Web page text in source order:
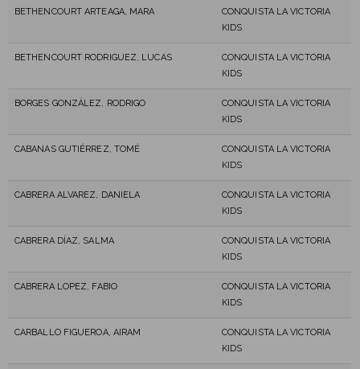
BETHENCOURT ARTEAGA, MARA
CONQUISTA LA VICTORIA
KIDS
BETHENCOURT RODRIGUEZ, LUCAS
CONQUISTA LA VICTORIA
KIDS
BORGES GONZÁLEZ, RODRIGO
CONQUISTA LA VICTORIA
KIDS
CABANAS GUTIÉRREZ, TOMÉ
CONQUISTA LA VICTORIA
KIDS
CABRERA ALVAREZ, DANIELA
CONQUISTA LA VICTORIA
KIDS
CABRERA DÍAZ, SALMA
CONQUISTA LA VICTORIA
KIDS
CABRERA LOPEZ, FABIO
CONQUISTA LA VICTORIA
KIDS
CARBALLO FIGUEROA, AIRAM
CONQUISTA LA VICTORIA
KIDS